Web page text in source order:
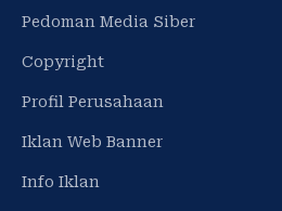
Pedoman Media Siber
Copyright
Profil Perusahaan
Iklan Web Banner
Info Iklan